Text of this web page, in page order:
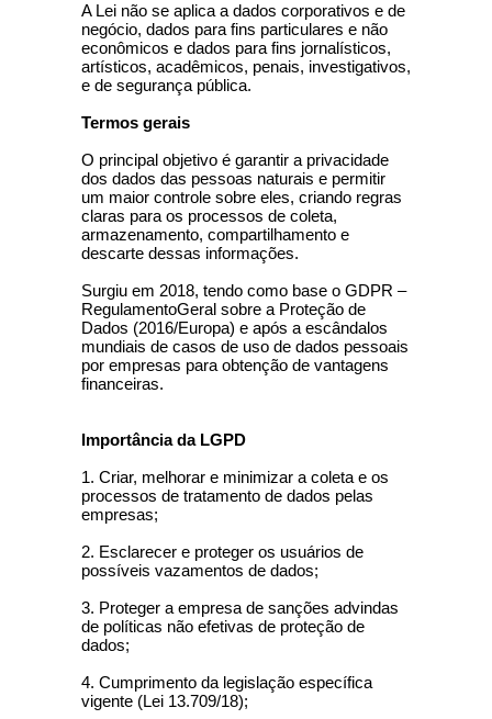
A Lei não se aplica a dados corporativos e de
negócio, dados para fins particulares e não
econômicos e dados para fins jornalísticos,
artísticos, acadêmicos, penais, investigativos,
e de segurança pública.
Termos gerais
O principal objetivo é garantir a privacidade
dos dados das pessoas naturais e permitir
um maior controle sobre eles, criando regras
claras para os processos de coleta,
armazenamento, compartilhamento e
descarte dessas informações.
Surgiu em 2018, tendo como base o GDPR –
RegulamentoGeral sobre a Proteção de
Dados (2016/Europa) e após a escândalos
mundiais de casos de uso de dados pessoais
por empresas para obtenção de vantagens
financeiras.
Importância da LGPD
1. Criar, melhorar e minimizar a coleta e os
processos de tratamento de dados pelas
empresas;
2. Esclarecer e proteger os usuários de
possíveis vazamentos de dados;
3. Proteger a empresa de sanções advindas
de políticas não efetivas de proteção de
dados;
4. Cumprimento da legislação específica
vigente (Lei 13.709/18);